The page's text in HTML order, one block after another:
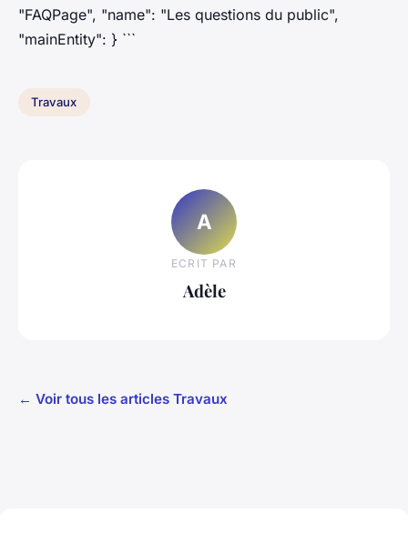
"FAQPage", "name": "Les questions du public",
"mainEntity": } ```
Travaux
A
ECRIT PAR
Adèle
← Voir tous les articles Travaux